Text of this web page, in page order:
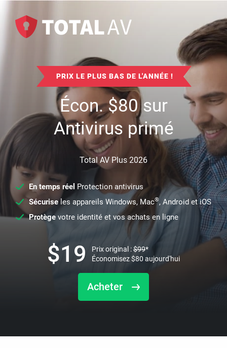
PRIX LE PLUS BAS DE L'ANNÉE !
Écon.$80sur
Antivirus primé
Total AV Plus 2026
En temps réel Protection antivirus
Sécuriseles appareils Windows, Mac®, Android et iOS
Protège votre identité et vos achats en ligne
Acheter
$19 Prix original :$99*
Économisez$80 aujourd'hui